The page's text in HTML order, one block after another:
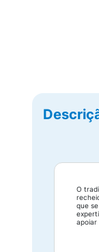
O
que
apoiar